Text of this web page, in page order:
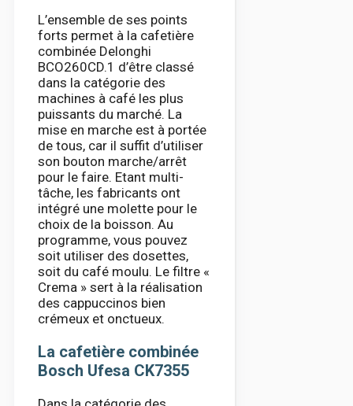
L’ensemble de ses points
forts permet à la cafetière
combinée Delonghi
BCO260CD.1 d’être classé
dans la catégorie des
machines à café les plus
puissants du marché. La
mise en marche est à portée
de tous, car il suffit d’utiliser
son bouton marche/arrêt
pour le faire. Etant multi-
tâche, les fabricants ont
intégré une molette pour le
choix de la boisson. Au
programme, vous pouvez
soit utiliser des dosettes,
soit du café moulu. Le filtre «
Crema » sert à la réalisation
des cappuccinos bien
crémeux et onctueux.
La cafetière combinée
Bosch Ufesa CK7355